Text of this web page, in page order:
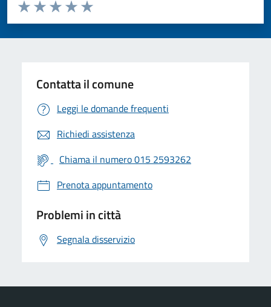
Valuta da 1 a 5 stelle la pagina
Valuta 5 stelle su 5
Valuta 4 stelle su 5
Valuta 3 stelle su 5
Valuta 2 stelle su 5
Valuta 1 stelle su 5
Contatta il comune
Leggi le domande frequenti
Richiedi assistenza
Chiama il numero 015 2593262
Prenota appuntamento
Problemi in città
Segnala disservizio